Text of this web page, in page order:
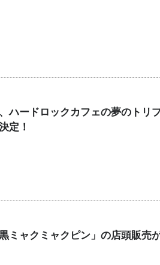
ハードロックカフェの夢のトリ
定！
ミャクミャクピン」の店頭販売